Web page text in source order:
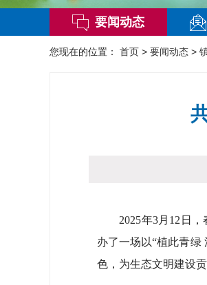
要闻动态
您现在的位置： 首页 > 要闻动态 >
2025年3月12日，
办了一场以“植此青绿
色，为生态文明建设